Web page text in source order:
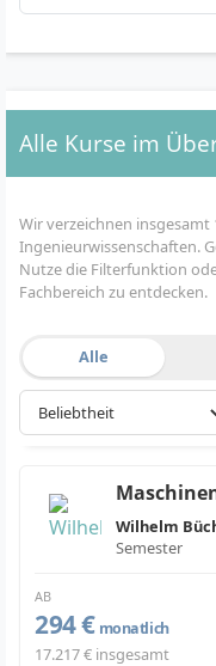
Alle Kurse im
Wir verzeichnen insgesamt
Ingenieurwissenschaften.
Nutze die Filterfunktion
Fachbereich zu entdecken.
Alle
Wilhelm
Semester
AB
294 € monatlich
17.217 € insgesamt